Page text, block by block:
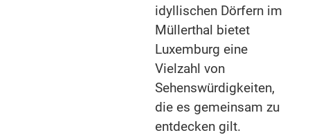
idyllischen Dörfern im
Müllerthal bietet
Luxemburg eine
Vielzahl von
Sehenswürdigkeiten,
die es gemeinsam zu
entdecken gilt.